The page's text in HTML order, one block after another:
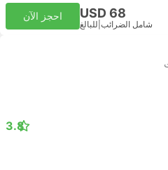
USD 68
شامل الضرائب للبالغ
احجز الآن
3.8